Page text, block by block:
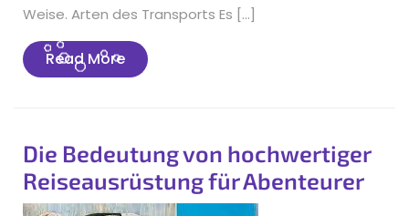
Weise. Arten des Transports Es […]
Read MoreRead
More
Die Bedeutung von hochwertiger
Reiseausrüstung für Abenteurer